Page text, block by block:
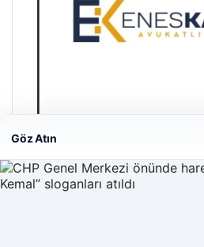
Enes Kaplan Avukatlık Bürosu
Web sitemizi nasıl kullandığınızı
Göz Atın